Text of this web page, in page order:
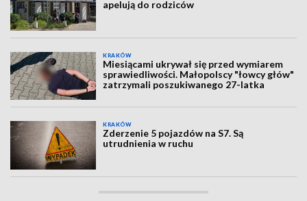
apelują do rodziców
KRAKÓW
Miesiącami ukrywał się przed wymiarem
sprawiedliwości. Małopolscy "łowcy głów"
zatrzymali poszukiwanego 27-latka
KRAKÓW
Zderzenie 5 pojazdów na S7. Są
utrudnienia w ruchu